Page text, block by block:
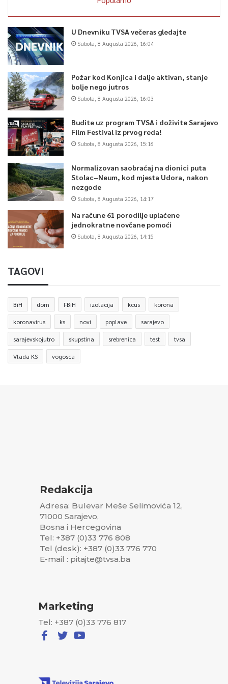
U Dnevniku TVSA večeras gledajte
Subota, 8 Augusta 2026, 16:04
Požar kod Konjica i dalje aktivan, stanje
bolje nego jutros
Subota, 8 Augusta 2026, 16:03
Budite uz program TVSA i doživite Sarajevo
Film Festival iz prvog reda!
Subota, 8 Augusta 2026, 15:16
Normalizovan saobraćaj na dionici puta
Stolac–Neum, kod mjesta Udora, nakon
nezgode
Subota, 8 Augusta 2026, 14:17
Na račune 61 porodilje uplaćene
jednokratne novčane pomoći
Subota, 8 Augusta 2026, 14:15
TAGOVI
BiH dom FBiH izolacija kcus korona
koronavirus ks novi poplave sarajevo
sarajevskojutro skupstina srebrenica test tvsa
Vlada KS vogosca
Redakcija
Adresa: Bulevar Meše Selimovića 12,
71000 Sarajevo,
Bosna i Hercegovina
Tel: +387 (0)33 776 808
Tel (desk): +387 (0)33 776 770
E-mail : pitajte@tvsa.ba
Marketing
Tel: +387 (0)33 776 817